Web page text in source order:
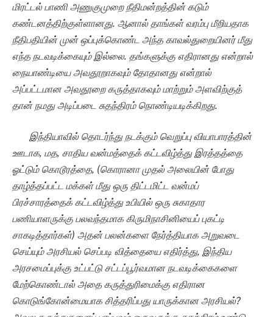
மிரட்டல் பாணி அணுகுமுறை நீதிமன்றத்தின் கடும்
கண்டனத்திற்குள்ளானது. ஆனால் தாங்கள் வரம்பு மீறியதாக
நீதிபதியின் முன் ஒப்புக்கொண்ட அந்த காவல்துறையினர் மீது
எந்த நடவடிக்கையும் இல்லை. தங்களுக்கு எதிரானது என்றால்
நையாண்டியை அவதூறாகவும் தோதானது என்றால்
அப்பட்டமான அவதூறை கருத்தாகவும் மாற்றும் அளவிற்குத்
தான் நமது அடிப்படை சுதந்திரம் நொண்டியடிக்கிறது.
இந்தியாவில் தொடர்ந்து நடக்கும் வெறுப்பு வியாபாரத்தின்
ஊடாக, மத, சாதிய வன்மத்தைக் கட்டவிழ்த்து இரத்தத்தை
ஓட்டும் கொடூரத்தை, (கொரானா முதல் அலையின் போது
தாழ்த்தப்பட்ட மக்கள் மீது ஒரு திட்டமிட்ட வன்மப்
பிரச்சாரத்தைக் கட்டவிழ்த்து உபியில் ஒரு சுகாதார
பணியாளருக்கு பலவந்தமாக கிருமிநாசினியைப் புகட்டி
சாகடித்தார்கள்) அதன் பலன்களை நேர்த்தியாக அறுவடை
செய்யும் அரசியல் செப்படி வித்தையை எதிர்த்து, இந்திய
அரசமைப்புக்கு உட்பட்டு சட்டப்பூர்வமான நடவடிக்கைகளை
மேற்கொண்டால் அதை கருத்துரிமைக்கு எதிரான
கொடுங்கோன்மையாக சித்தரிப்பது யாருக்கான அரசியல்?